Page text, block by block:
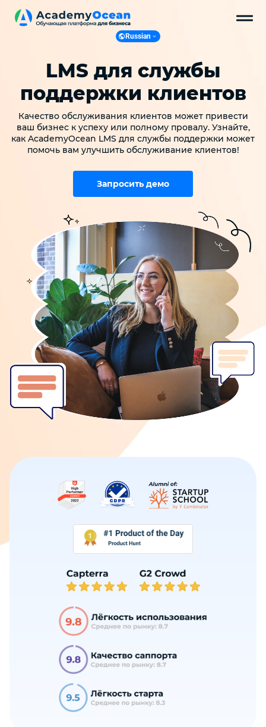
Russian
English
Polish
LMS для службы
поддержки клиентов
Качество обслуживания клиентов может привести
ваш бизнес к успеху или полному провалу. Узнайте,
как AcademyOcean LMS для службы поддержки может
помочь вам улучшить обслуживание клиентов!
Запросить демо